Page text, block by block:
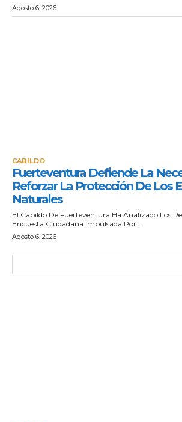
Agosto 6, 2026
CABILDO
Fuerteventura Defiende La
Reforzar La Protección De Los
Naturales
El Cabildo De Fuerteventura Ha Analizado Los
Encuesta Ciudadana Impulsada Por...
Agosto 6, 2026